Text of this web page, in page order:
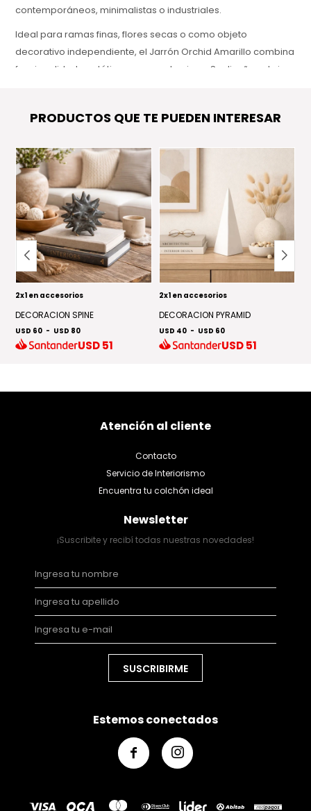
contemporáneos, minimalistas o industriales.
Ideal para ramas finas, flores secas o como objeto
decorativo independiente, el Jarrón Orchid Amarillo combina
funcionalidad y estética en una sola pieza. Su diseño sobrio y
PRODUCTOS QUE TE PUEDEN INTERESAR
2x1 en accesorios
DECORACION SPINE
USD 60 - USD 80
USD51
2x1 en accesorios
DECORACION PYRAMID
USD 40 - USD 60
USD51
Atención al cliente
Contacto
Servicio de Interiorismo
Encuentra tu colchón ideal
Newsletter
¡Suscribite y recibí todas nuestras novedades!
SUSCRIBIRME
Estemos conectados
 